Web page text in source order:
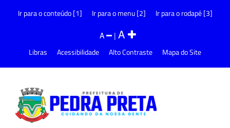
Ir para o conteúdo [1] Ir para o menu [2] Ir para o rodapé [3]
A |A
Libras Acessibilidade Alto Contraste Mapa do Site